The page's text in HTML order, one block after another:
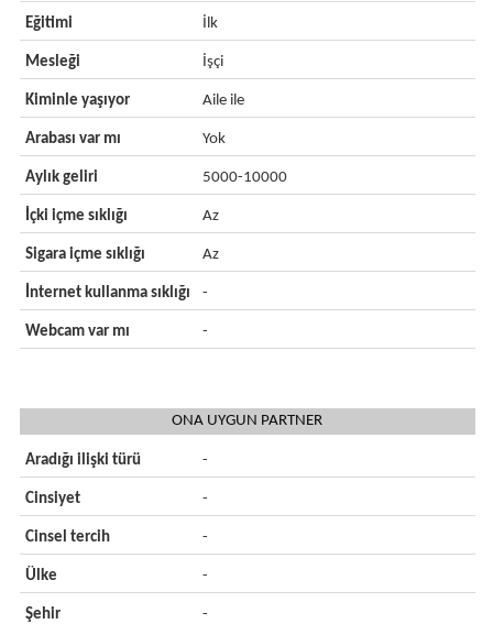
Eğitimi İlk
Mesleği İşçi
Kiminle yaşıyor Aile ile
Arabası var mı Yok
Aylık geliri 5000-10000
İçki içme sıklığı Az
Sigara içme sıklığı Az
İnternet kullanma sıklığı -
Webcam var mı -
ONA UYGUN PARTNER
Aradığı ilişki türü -
Cinsiyet -
Cinsel tercih -
Ülke -
Şehir -